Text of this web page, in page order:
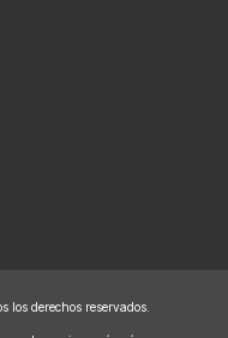
derechos reservados.